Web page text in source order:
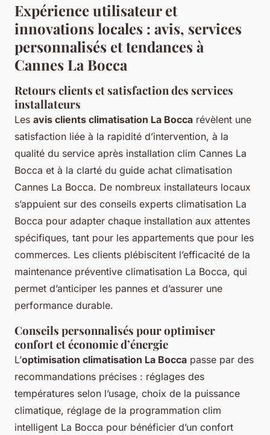
Expérience utilisateur et
innovations locales : avis, services
personnalisés et tendances à
Cannes La Bocca
Retours clients et satisfaction des services
installateurs
Les avis clients climatisation La Bocca révèlent une
satisfaction liée à la rapidité d’intervention, à la
qualité du service après installation clim Cannes La
Bocca et à la clarté du guide achat climatisation
Cannes La Bocca. De nombreux installateurs locaux
s’appuient sur des conseils experts climatisation La
Bocca pour adapter chaque installation aux attentes
spécifiques, tant pour les appartements que pour les
commerces. Les clients plébiscitent l’efficacité de la
maintenance préventive climatisation La Bocca, qui
permet d’anticiper les pannes et d’assurer une
performance durable.
Conseils personnalisés pour optimiser
confort et économie d’énergie
L’optimisation climatisation La Bocca passe par des
recommandations précises : réglages des
températures selon l’usage, choix de la puissance
climatique, réglage de la programmation clim
intelligent La Bocca pour bénéficier d’un confort